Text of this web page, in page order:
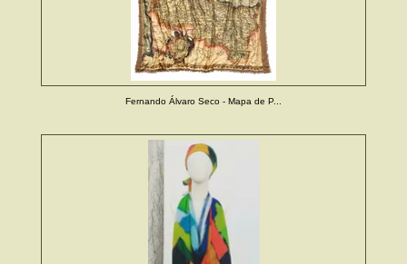
Fernando Álvaro Seco - Mapa de P...